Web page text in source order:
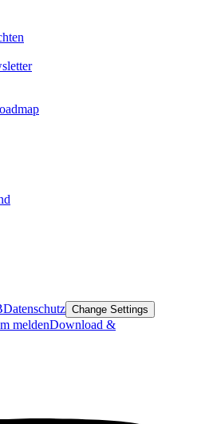
Datenschutz Change Settings
meldenDownload &